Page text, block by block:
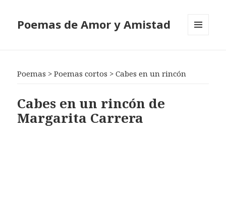
Poemas de Amor y Amistad
Poemas >Poemas cortos >Cabes en un rincón
Cabes en un rincón de
Margarita Carrera